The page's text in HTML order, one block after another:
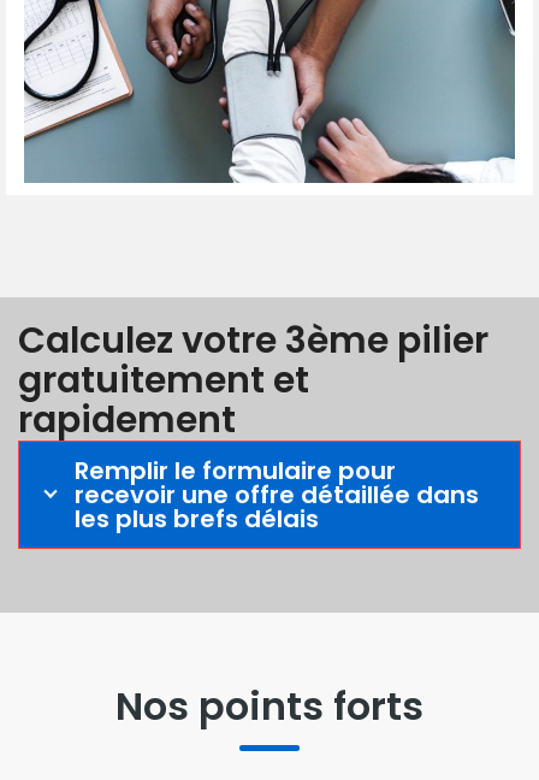
Calculez votre 3ème pilier
gratuitement et
rapidement
Remplir le formulaire pour
recevoir une offre détaillée dans
les plus brefs délais
Nos points forts